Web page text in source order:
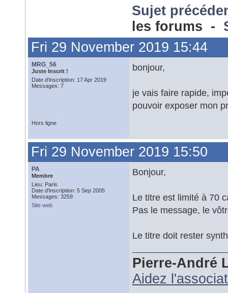
Sujet
les forums -
Fri 29 November 2019 15:44
MRG_56
Juste Inscrit !
Date d'inscription: 17 Apr 2019
Messages: 7
bonjour,
je vais faire rapide,
pouvoir exposer mon
Hors ligne
Fri 29 November 2019 15:50
PA
Membre
Lieu: Paris
Date d'inscription: 5 Sep 2005
Messages: 3259
Site web
Bonjour,
Le titre est limité à 70
Pas le message, le
Le titre doit rester
Pierre-André
Aidez